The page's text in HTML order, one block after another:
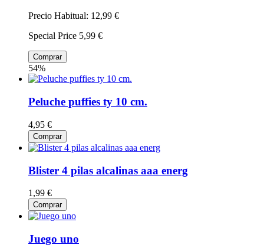
Precio Habitual: 12,99 €
Special Price 5,99 €
Comprar
54%
Peluche puffies ty 10 cm.
4,95 €
Comprar
Blister 4 pilas alcalinas aaa energ
1,99 €
Comprar
Juego uno